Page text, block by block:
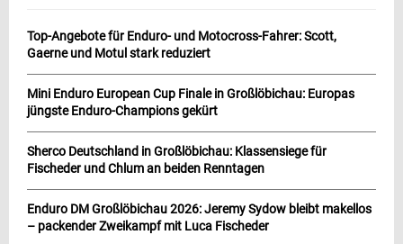
Top-Angebote für Enduro- und Motocross-Fahrer: Scott,
Gaerne und Motul stark reduziert
Mini Enduro European Cup Finale in Großlöbichau: Europas
jüngste Enduro-Champions gekürt
Sherco Deutschland in Großlöbichau: Klassensiege für
Fischeder und Chlum an beiden Renntagen
Enduro DM Großlöbichau 2026: Jeremy Sydow bleibt makellos
– packender Zweikampf mit Luca Fischeder